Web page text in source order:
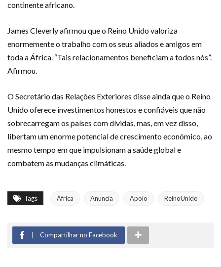
continente africano.
James Cleverly afirmou que o Reino Unido valoriza
enormemente o trabalho com os seus aliados e amigos em
toda a África. “Tais relacionamentos beneficiam a todos nós”.
Afirmou.
O Secretário das Relações Exteriores disse ainda que o Reino
Unido oferece investimentos honestos e confiáveis ​​que não
sobrecarregam os países com dívidas, mas, em vez disso,
libertam um enorme potencial de crescimento económico, ao
mesmo tempo em que impulsionam a saúde global e
combatem as mudanças climáticas.
Tags África Anuncia Apoio ReinoUnido
Compartilhar no Facebook